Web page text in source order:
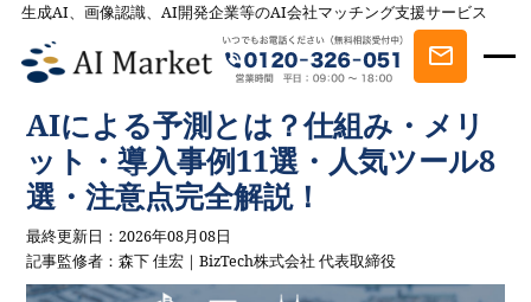
生成AI、画像認識、AI開発企業等のAI会社マッチング支援サービス
AI会社とのマッチングは AI Market
記事一覧
AIを学ぶ・知る
AIによる予測とは？仕組み・メリット・導入
事例11選・人気ツール8選・注意点完全解説！
AIによる予測とは？仕組み・メリ
ット・導入事例11選・人気ツール8
選・注意点完全解説！
最終更新日：2026年08月08日
記事監修者：森下 佳宏｜BizTech株式会社 代表取締役